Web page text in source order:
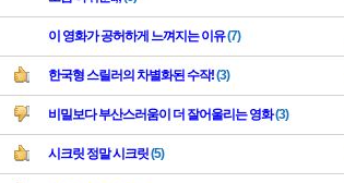
이 영화가 공허하게 느껴지는 이유(7)
한국형 스릴러의 차별화된 수작!(3)
비밀보다 부산스러움이 더 잘어울리는 영화(3)
시크릿 정말 시크릿(5)